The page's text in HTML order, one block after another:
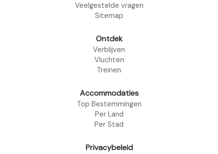
Veelgestelde vragen
Sitemap
Ontdek
Verblijven
Vluchten
Treinen
Accommodaties
Top Bestemmingen
Per Land
Per Stad
Privacybeleid